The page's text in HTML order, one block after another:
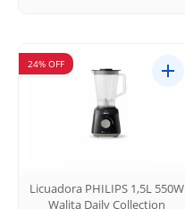
24% OFF
Licuadora PHILIPS 1,5L 550W
Walita Daily Collection